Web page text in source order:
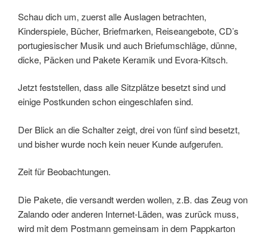
Schau dich um, zuerst alle Auslagen betrachten,
Kinderspiele, Bücher, Briefmarken, Reiseangebote, CD’s
portugiesischer Musik und auch Briefumschläge, dünne,
dicke, Päcken und Pakete Keramik und Evora-Kitsch.
Jetzt feststellen, dass alle Sitzplätze besetzt sind und
einige Postkunden schon eingeschlafen sind.
Der Blick an die Schalter zeigt, drei von fünf sind besetzt,
und bisher wurde noch kein neuer Kunde aufgerufen.
Zeit für Beobachtungen.
Die Pakete, die versandt werden wollen, z.B. das Zeug von
Zalando oder anderen Internet-Läden, was zurück muss,
wird mit dem Postmann gemeinsam in dem Pappkarton